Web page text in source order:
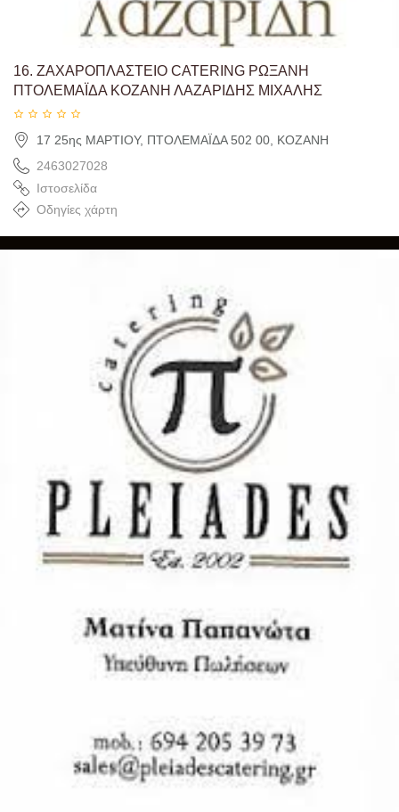
16. ΖΑΧΑΡΟΠΛΑΣΤΕΙΟ CATERING ΡΩΞΑΝΗ
ΠΤΟΛΕΜΑΪΔΑ ΚΟΖΑΝΗ ΛΑΖΑΡΙΔΗΣ ΜΙΧΑΛΗΣ
17 25ης ΜΑΡΤΙΟΥ, ΠΤΟΛΕΜΑΪΔΑ 502 00, ΚΟΖΑΝΗ
2463027028
Ιστοσελίδα
Οδηγίες χάρτη